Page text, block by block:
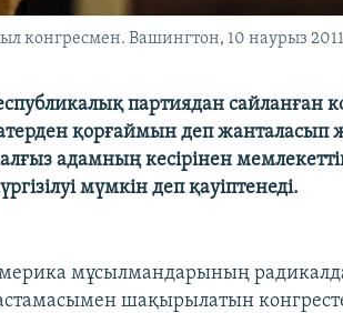
конгресмен. Вашингтон, 10 наурыз
партиядан сайланған
қорғаймын деп жанталасып
адамның кесірінен
мүмкін деп қауіптенеді.
мұсылмандарының
шақырылатын